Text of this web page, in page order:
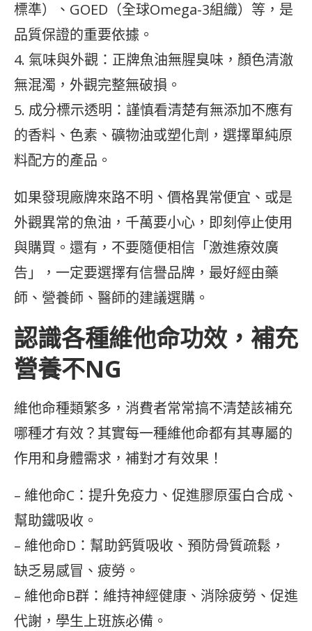
標準）、GOED（全球Omega-3組織）等，是
品質保證的重要依據。
4. 氣味與外觀：正牌魚油無腥臭味，顏色清澈
無混濁，外觀完整無破損。
5. 成分標示透明：謹慎看清楚有無添加不應有
的香料、色素、礦物油或塑化劑，選擇單純原
料配方的產品。
如果發現廠牌來路不明、價格異常便宜、或是
外觀異常的魚油，千萬要小心，即刻停止使用
與購買。還有，不要隨便相信「激進療效廣
告」，一定要選擇有信譽品牌，最好經由藥
師、營養師、醫師的建議選購。
認識各種維他命功效，補充
營養不NG
維他命種類繁多，消費者常常搞不清楚該補充
哪種才有效？其實每一種維他命都有其專屬的
作用和身體需求，補對才有效果！
– 維他命C：提升免疫力、促進膠原蛋白合成、
幫助鐵吸收。
– 維他命D：幫助鈣質吸收、預防骨質疏鬆，
缺乏易感冒、疲勞。
– 維他命B群：維持神經健康、消除疲勞、促進
代謝，學生上班族必備。